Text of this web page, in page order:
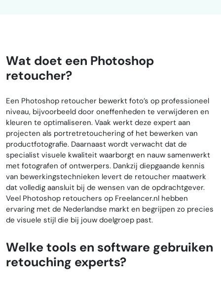
Wat doet een Photoshop
retoucher?
Een Photoshop retoucher bewerkt foto’s op professioneel
niveau, bijvoorbeeld door oneffenheden te verwijderen en
kleuren te optimaliseren. Vaak werkt deze expert aan
projecten als portretretouchering of het bewerken van
productfotografie. Daarnaast wordt verwacht dat de
specialist visuele kwaliteit waarborgt en nauw samenwerkt
met fotografen of ontwerpers. Dankzij diepgaande kennis
van bewerkingstechnieken levert de retoucher maatwerk
dat volledig aansluit bij de wensen van de opdrachtgever.
Veel Photoshop retouchers op Freelancer.nl hebben
ervaring met de Nederlandse markt en begrijpen zo precies
de visuele stijl die bij jouw doelgroep past.
Welke tools en software gebruiken
retouching experts?